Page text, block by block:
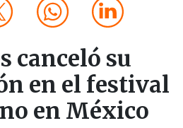
canceló su
en el festival
en México